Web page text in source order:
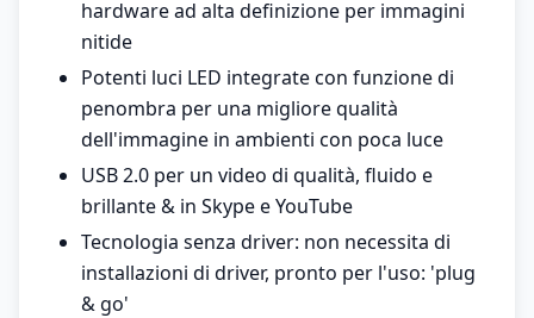
hardware ad alta definizione per immagini
nitide
Potenti luci LED integrate con funzione di
penombra per una migliore qualità
dell'immagine in ambienti con poca luce
USB 2.0 per un video di qualità, fluido e
brillante & in Skype e YouTube
Tecnologia senza driver: non necessita di
installazioni di driver, pronto per l'uso: 'plug
& go'